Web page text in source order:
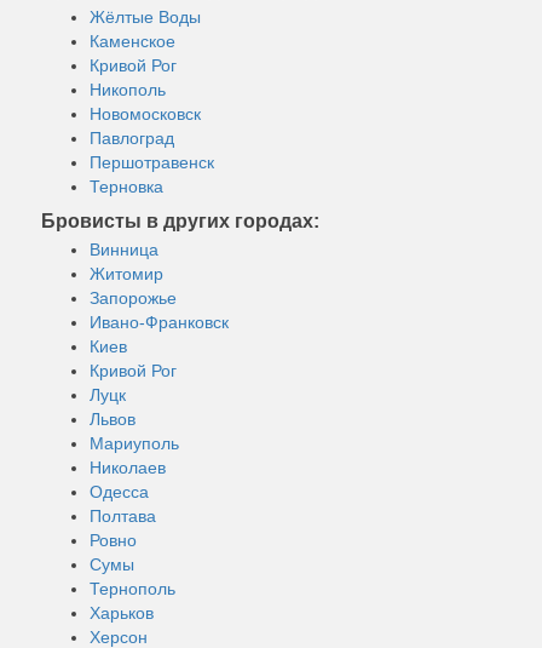
Жёлтые Воды
Каменское
Кривой Рог
Никополь
Новомосковск
Павлоград
Першотравенск
Терновка
Бровисты в других городах:
Винница
Житомир
Запорожье
Ивано-Франковск
Киев
Кривой Рог
Луцк
Львов
Мариуполь
Николаев
Одесса
Полтава
Ровно
Сумы
Тернополь
Харьков
Херсон